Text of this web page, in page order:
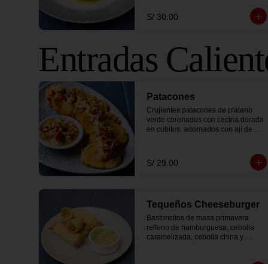
S/ 30.00
Entradas
Patacones
Crujientes patacones de plátano
verde coronados con cecina dorada
en cubitos. adornados con ají de
S/ 29.00
Tequeños Cheeseburger
Bastoncitos de masa primavera
relleno de hamburguesa, cebolla
caramelizada, cebolla china y